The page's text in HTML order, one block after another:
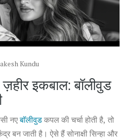
Kundu
ज़हीर इकबाल: बॉलीवुड
नएबॉलीवुडकपल की चर्चा होती है, तो
बन जाती है। ऐसे हैं सोनाक्षी सिन्हा और